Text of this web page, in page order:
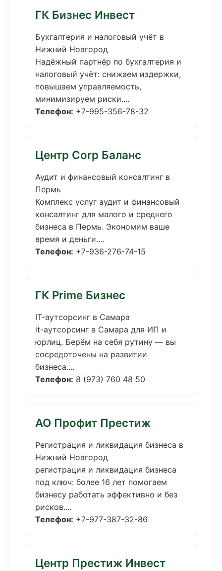
ГК Бизнес Инвест
Бухгалтерия и налоговый учёт в
Нижний Новгород
Надёжный партнёр по бухгалтерия и
налоговый учёт: снижаем издержки,
повышаем управляемость,
минимизируем риски....
Телефон: +7-995-356-78-32
Центр Corp Баланс
Аудит и финансовый консалтинг в
Пермь
Комплекс услуг аудит и финансовый
консалтинг для малого и среднего
бизнеса в Пермь. Экономим ваше
время и деньги....
Телефон: +7-936-276-74-15
ГК Prime Бизнес
IT-аутсорсинг в Самара
it-аутсорсинг в Самара для ИП и
юрлиц. Берём на себя рутину — вы
сосредоточены на развитии
бизнеса....
Телефон: 8 (973) 760 48 50
АО Профит Престиж
Регистрация и ликвидация бизнеса в
Нижний Новгород
регистрация и ликвидация бизнеса
под ключ: более 16 лет помогаем
бизнесу работать эффективно и без
рисков....
Телефон: +7-977-387-32-86
Центр Престиж Инвест